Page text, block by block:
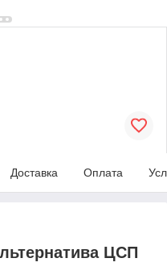
Доставка Оплата
ЦСП